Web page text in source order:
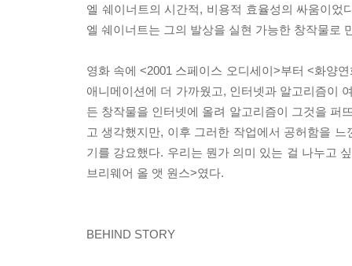
엘 쉐이너트의 시간적, 비용적 효율성의 싸움이었
엘 쉐이너트는 그의 발상을 실현 가능한 창작물로
영화 속에 <2001 스페이스 오디세이>부터 <화양
애니메이션에 더 가까웠고, 인터넷과 알고리즘이
든 창작물을 인터넷에 올려 알고리즘이 그것을 퍼
고 생각했지만, 이후 그러한 작업에서 공허함을
기를 강요했다. 우리는 뭔가 의미 있는 걸 나누고
브리웨어 올 앳 원스>였다.
BEHIND STORY